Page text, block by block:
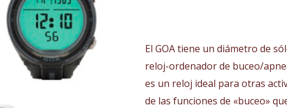
El GOA tiene un diámetro de
reloj-ordenador de buceo/
es un reloj ideal para otras
de las funciones de «buceo»